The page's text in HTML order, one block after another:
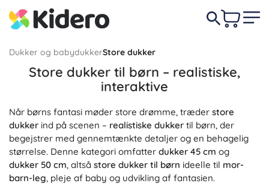
Dukker og babydukkerStore dukker
Store dukker til børn – realistiske,
interaktive
Når børns fantasi møder store drømme, træder store
dukker ind på scenen – realistiske dukker til børn, der
begejstrer med gennemtænkte detaljer og en behagelig
størrelse. Denne kategori omfatter dukker 45 cm og
dukker 50 cm, altså store dukker til børn ideelle til mor-
barn-leg, pleje af baby og udvikling af fantasien.